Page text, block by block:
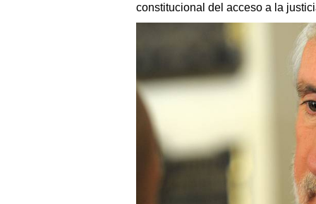
constitucional del acceso a la